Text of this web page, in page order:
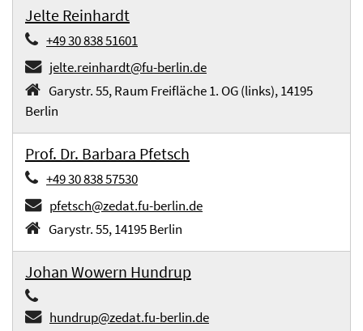
Jelte Reinhardt
+49 30 838 51601
jelte.reinhardt@fu-berlin.de
Garystr. 55, Raum Freifläche 1. OG (links), 14195
Berlin
Prof. Dr. Barbara Pfetsch
+49 30 838 57530
pfetsch@zedat.fu-berlin.de
Garystr. 55, 14195 Berlin
Johan Wowern Hundrup
hundrup@zedat.fu-berlin.de